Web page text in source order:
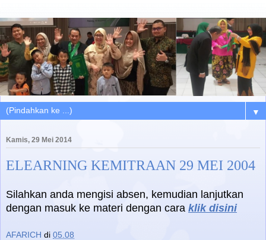
▼
Kamis, 29 Mei 2014
ELEARNING KEMITRAAN 29 MEI 2004
Silahkan anda mengisi absen, kemudian lanjutkan
dengan masuk ke materi dengan cara klik disini
AFARICH di 05.08